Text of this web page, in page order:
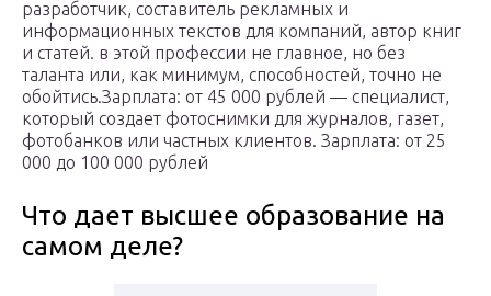
разработчик, составитель рекламных и
информационных текстов для компаний, автор книг
и статей. в этой профессии не главное, но без
таланта или, как минимум, способностей, точно не
обойтись.Зарплата: от 45 000 рублей — специалист,
который создает фотоснимки для журналов, газет,
фотобанков или частных клиентов. Зарплата: от 25
000 до 100 000 рублей
Что дает высшее образование на
самом деле?